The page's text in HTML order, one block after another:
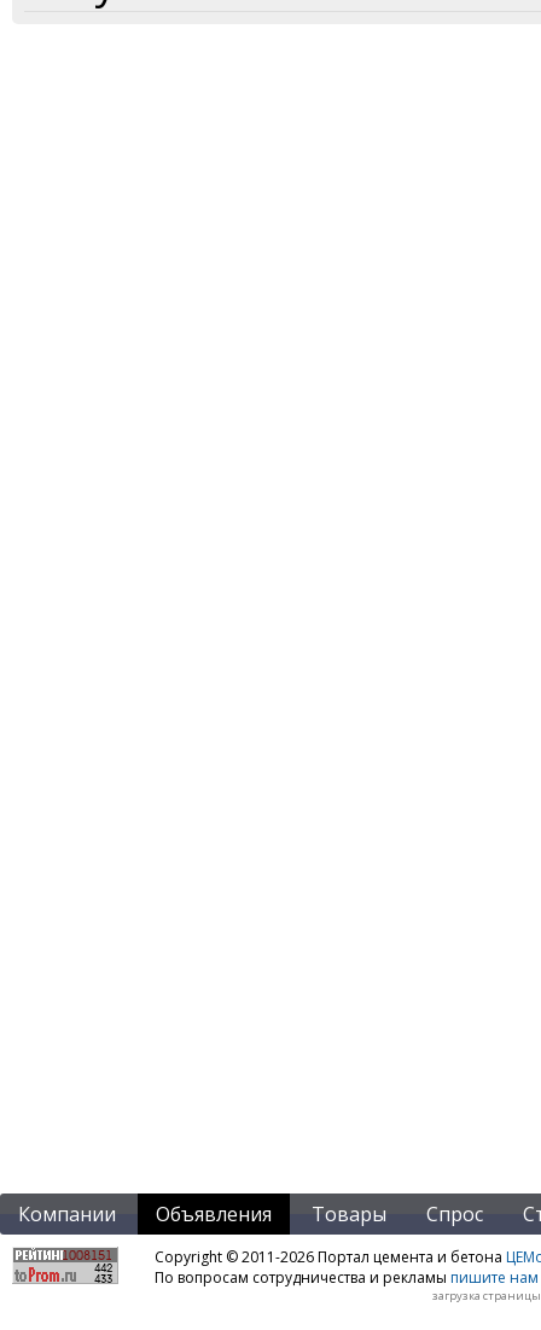
Компании Объявления Товары Спрос
Copyright © 2011-2026 Портал цемента и бетона
По вопросам сотрудничества и рекламы пишите нам
загрузка